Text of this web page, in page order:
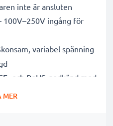
inte är ansluten
100V–250V ingång för
variabel spänning
och RoHS-godkänd med
och
MER